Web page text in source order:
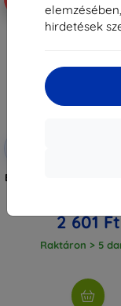
hirdetések
Beline szilikon tok Sony
2 601 Ft
Raktáron > 5